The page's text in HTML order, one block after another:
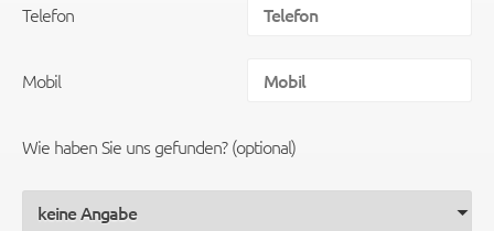
Telefon
Mobil
Wie haben Sie uns gefunden? (optional)